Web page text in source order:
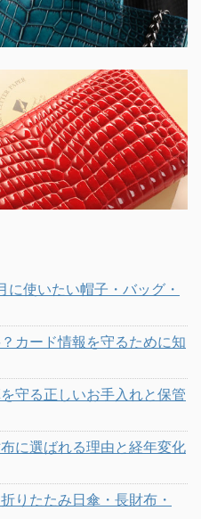
使いたい帽子・バッグ・
カード情報を守るために知
守る正しいお手入れと保管
に選ばれる理由と経年変化
りたたみ日傘・長財布・